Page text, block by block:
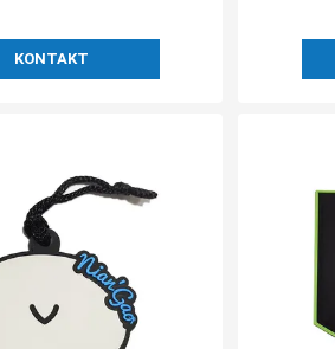
KONTAKT